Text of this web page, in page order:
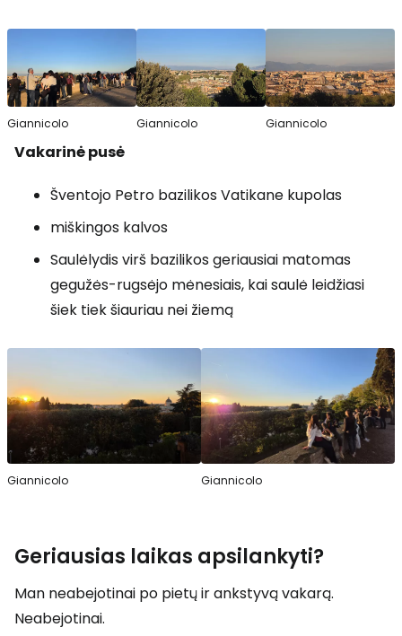
Giannicolo Giannicolo Giannicolo
Vakarinė pusė
Šventojo Petro bazilikos Vatikane kupolas
miškingos kalvos
Saulėlydis virš bazilikos geriausiai matomas
gegužės-rugsėjo mėnesiais, kai saulė leidžiasi
šiek tiek šiauriau nei žiemą
Giannicolo Giannicolo
Geriausias laikas apsilankyti?
Man neabejotinai po pietų ir ankstyvą vakarą.
Neabejotinai.